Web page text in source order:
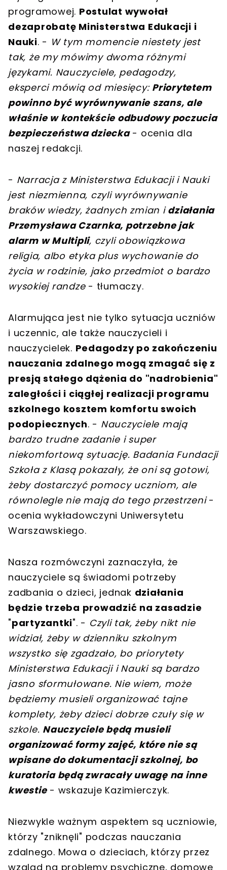
programowej. Postulat wywołał
dezaprobatę Ministerstwa Edukacji i
Nauki. - W tym momencie niestety jest
tak, że my mówimy dwoma różnymi
językami. Nauczyciele, pedagodzy,
eksperci mówią od miesięcy: Priorytetem
powinno być wyrównywanie szans, ale
właśnie w kontekście odbudowy poczucia
bezpieczeństwa dziecka- ocenia dla
naszej redakcji.
- Narracja z Ministerstwa Edukacji i Nauki
jest niezmienna, czyli wyrównywanie
braków wiedzy, żadnych zmian idziałania
Przemysława Czarnka, potrzebne jak
alarm w Multipli, czyli obowiązkowa
religia, albo etyka plus wychowanie do
życia w rodzinie, jako przedmiot o bardzo
wysokiej randze- tłumaczy.
Alarmująca jest nie tylko sytuacja uczniów
i uczennic, ale także nauczycieli i
nauczycielek. Pedagodzy po zakończeniu
nauczania zdalnego mogą zmagać się z
presją stałego dążenia do "nadrobienia"
zaległości i ciągłej realizacji programu
szkolnego kosztem komfortu swoich
podopiecznych. - Nauczyciele mają
bardzo trudne zadanie i super
niekomfortową sytuację. Badania Fundacji
Szkoła z Klasą pokazały, że oni są gotowi,
żeby dostarczyć pomocy uczniom, ale
równolegle nie mają do tego przestrzeni-
ocenia wykładowczyni Uniwersytetu
Warszawskiego.
Nasza rozmówczyni zaznaczyła, że
nauczyciele są świadomi potrzeby
zadbania o dzieci, jednak działania
będzie trzeba prowadzić na zasadzie
"partyzantki". - Czyli tak, żeby nikt nie
widział, żeby w dzienniku szkolnym
wszystko się zgadzało, bo priorytety
Ministerstwa Edukacji i Nauki są bardzo
jasno sformułowane. Nie wiem, może
będziemy musieli organizować tajne
komplety, żeby dzieci dobrze czuły się w
szkole. Nauczyciele będą musieli
organizować formy zajęć, które nie są
wpisane do dokumentacji szkolnej, bo
kuratoria będą zwracały uwagę na inne
kwestie- wskazuje Kazimierczyk.
Niezwykle ważnym aspektem są uczniowie,
którzy "zniknęli" podczas nauczania
zdalnego. Mowa o dzieciach, którzy przez
wzgląd na problemy psychiczne, domowe